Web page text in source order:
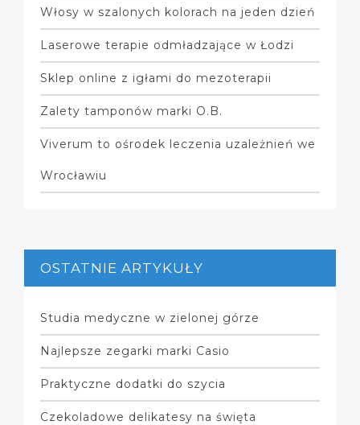
Włosy w szalonych kolorach na jeden dzień
Laserowe terapie odmładzające w Łodzi
Sklep online z igłami do mezoterapii
Zalety tamponów marki O.B.
Viverum to ośrodek leczenia uzależnień we
Wrocławiu
OSTATNIE ARTYKUŁY
Studia medyczne w zielonej górze
Najlepsze zegarki marki Casio
Praktyczne dodatki do szycia
Czekoladowe delikatesy na święta